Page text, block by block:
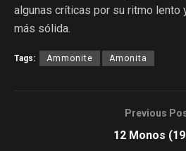
algunas críticas por su ritmo lento
más sólida.
Tags: Ammonite Amonita
Previous
12 Monos